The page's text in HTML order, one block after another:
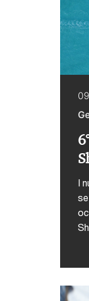
I